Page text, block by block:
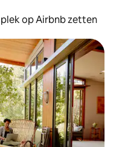
op Airbnb zetten